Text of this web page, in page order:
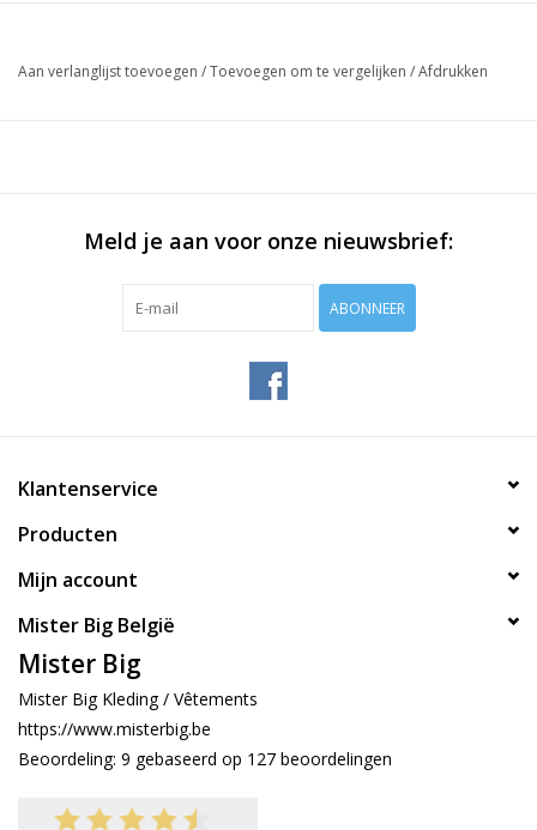
Aan verlanglijst toevoegen /Toevoegen om te vergelijken /Afdrukken
Meld je aan voor onze nieuwsbrief:
ABONNEER
Klantenservice
Producten
Mijn account
Mister Big België
Mister Big
Mister Big Kleding / Vêtements
https://www.misterbig.be
Beoordeling: 9 gebaseerd op 127 beoordelingen